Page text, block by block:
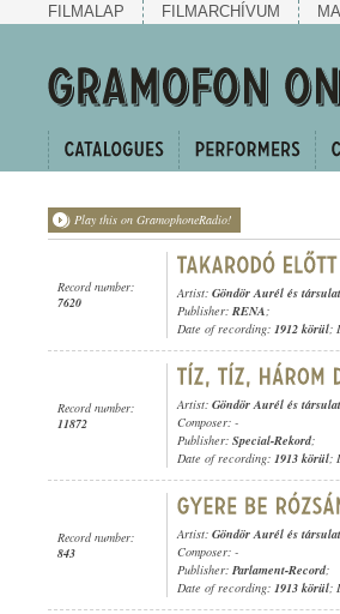
FILMALAP FILMARCHÍVUM
Play this on GramophoneRadio!
Record number:
7620
Artist: Göndör Aurél és
Publisher: RENA;
Date of recording: 1912 körül;
Record number:
11872
Artist: Göndör Aurél és
Composer: -
Publisher: Special-Rekord;
Date of recording: 1913 körül;
Record number:
843
Artist: Göndör Aurél és
Composer: -
Publisher: Parlament-Record;
Date of recording: 1913 körül;